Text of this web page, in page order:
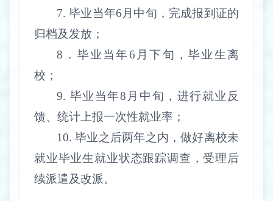
7.毕业当年6 月中旬，完成报到证的
归档及发放；
8 ．毕业当年6 月下旬，毕业生离
校；
9. 毕业当年8 月中旬，进行就业反
馈、统计上报一次性就业率；
10.毕业之后两年之内，做好离校未
就业毕业生就业状态跟踪调查，受理后
续派遣及改派。